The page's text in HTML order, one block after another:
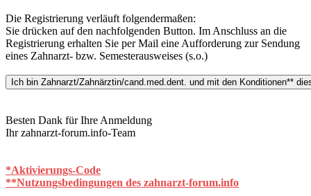
Die Registrierung verläuft folgendermaßen:
Sie drücken auf den nachfolgenden Button. Im Anschluss an die
Registrierung erhalten Sie per Mail eine Aufforderung zur Sendung
eines Zahnarzt- bzw. Semesterausweises (s.o.)
Besten Dank für Ihre Anmeldung
Ihr zahnarzt-forum.info-Team
*Aktivierungs-Code
**Nutzungsbedingungen des zahnarzt-forum.info